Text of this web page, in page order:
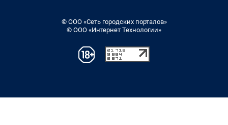
© ООО «Сеть городских порталов»
© ООО «Интернет Технологии»